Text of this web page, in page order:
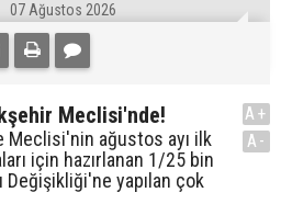
07 Ağustos 2026
Meclisi'nde!
Meclisi'nin ağustos ayı ilk
için hazırlanan 1/25 bin
Değişikliği'ne yapılan çok
A+
A-